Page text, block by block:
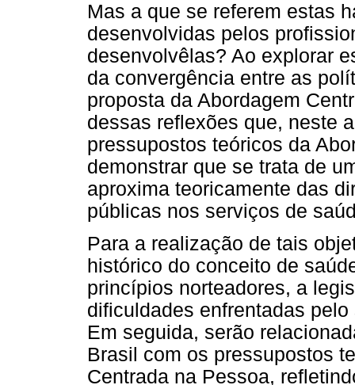
Mas a que se referem estas
desenvolvidas pelos
desenvolvêlas? Ao explorar
da convergência entre as
proposta da Abordagem
dessas reflexões que, neste
pressupostos teóricos da
demonstrar que se trata de
aproxima teoricamente das
públicas nos serviços de
Para a realização de tais
histórico do conceito de
princípios norteadores, a
dificuldades enfrentadas
Em seguida, serão
Brasil com os pressupostos
Centrada na Pessoa,